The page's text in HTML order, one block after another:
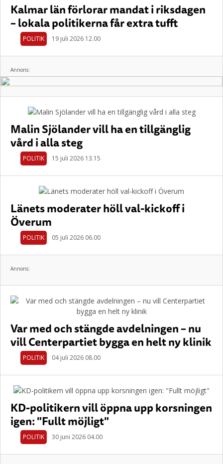
Kalmar län förlorar mandat i riksdagen
– lokala politikerna får extra tufft
POLITIK 19 juli 2026 12.00
Annons:
Malin Sjölander vill ha en tillgänglig
vård i alla steg
POLITIK 15 juli 2026 13.15
Länets moderater höll val-kickoff i
Överum
POLITIK 05 juli 2026 06.00
Annons:
Var med och stängde avdelningen – nu
vill Centerpartiet bygga en helt ny klinik
POLITIK 04 juli 2026 08.00
KD-politikern vill öppna upp korsningen
igen: "Fullt möjligt"
POLITIK 30 juni 2026 04.00